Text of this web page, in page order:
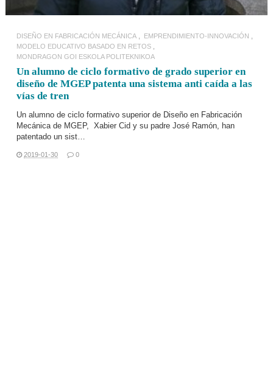
DISEÑO EN FABRICACIÓN MECÁNICA
EMPRENDIMIENTO-INNOVACIÓN
MODELO EDUCATIVO BASADO EN RETOS
MONDRAGON GOI ESKOLA POLITEKNIKOA
Un alumno de ciclo formativo de grado superior en
diseño de MGEP patenta una sistema anti caída a las
vías de tren
Un alumno de ciclo formativo superior de Diseño en Fabricación
Mecánicade MGEP, Xabier Cid y su padre José Ramón, han
patentado un sist…
2019-01-30 0